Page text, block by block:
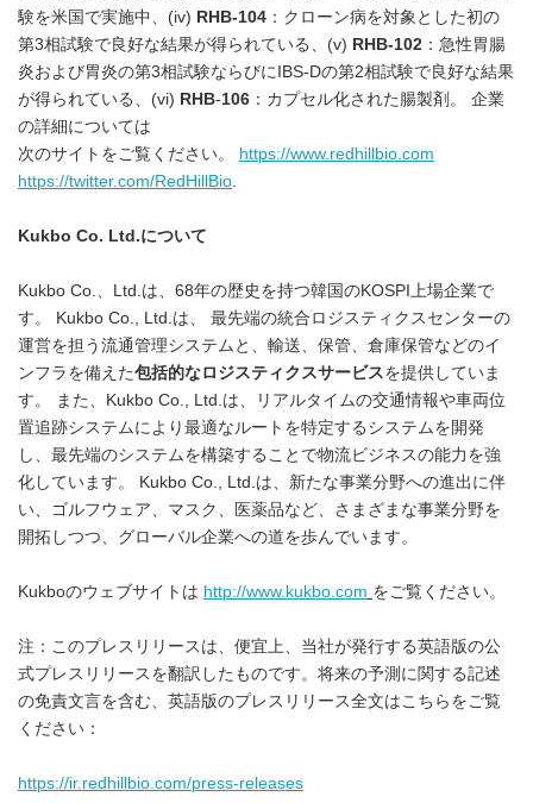
験を米国で実施中、(iv) RHB-104 ：クローン病を対象とした初の
第3相試験で良好な結果が得られている、(v) RHB-102 ：急性胃腸
炎および胃炎の第3相試験ならびにIBS-Dの第2相試験で良好な結果
が得られている、(vi) RHB-106 ：カプセル化された腸製剤。 企業
の詳細については
次のサイトをご覧ください。
https://www.redhillbio.com
https://twitter.com/RedHillBio.
Kukbo Co. Ltd.について
Kukbo Co.、Ltd.は、68年の歴史を持つ韓国のKOSPI上場企業で
す。 Kukbo Co., Ltd.は、 最先端の統合ロジスティクスセンターの
運営を担う流通管理システムと、輸送、保管、倉庫保管などのイ
ンフラを備えた包括的なロジスティクスサービスを提供していま
す。 また、Kukbo Co., Ltd.は、リアルタイムの交通情報や車両位
置追跡システムにより最適なルートを特定するシステムを開発
し、最先端のシステムを構築することで物流ビジネスの能力を強
化しています。 Kukbo Co., Ltd.は、新たな事業分野への進出に伴
い、ゴルフウェア、マスク、医薬品など、さまざまな事業分野を
開拓しつつ、グローバル企業への道を歩んでいます。
Kukboのウェブサイトは http://www.kukbo.com をご覧ください。
注：このプレスリリースは、便宜上、当社が発行する英語版の公
式プレスリリースを翻訳したものです。将来の予測に関する記述
の免責文言を含む、英語版のプレスリリース全文はこちらをご覧
ください：
https://ir.redhillbio.com/press-releases